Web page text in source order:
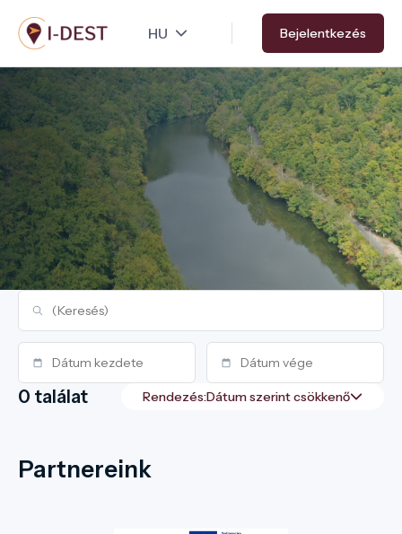
Ugrás
a
tartalomra
Bejelentkezés
0 találat Rendezés:
Partnereink